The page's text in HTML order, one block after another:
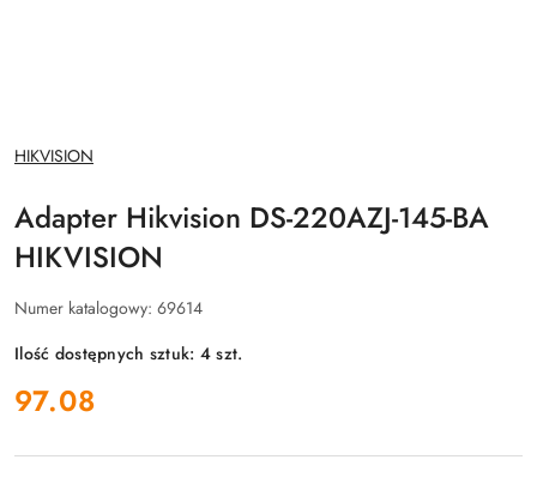
NAZWA
PRODUCENTA:
HIKVISION
Adapter Hikvision DS-220AZJ-145-BA
HIKVISION
Numer katalogowy: 69614
Ilość dostępnych sztuk: 4szt.
cena:
97.08